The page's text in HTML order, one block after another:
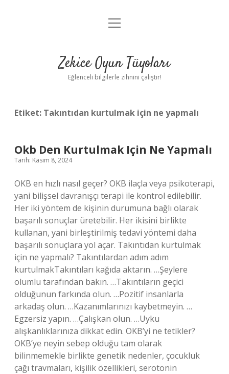
Anasayfa
Yasal Uyarı
menüyü
Zekice Oyun Tüyoları
Eğlenceli bilgilerle zihnini çalıştır!
Etiket: Takıntıdan kurtulmak için ne yapmalı
Okb Den Kurtulmak Için Ne Yapmalı
Tarih: Kasım 8, 2024
OKB en hızlı nasıl geçer? OKB ilaçla veya psikoterapi,
yani bilişsel davranışçı terapi ile kontrol edilebilir.
Her iki yöntem de kişinin durumuna bağlı olarak
başarılı sonuçlar üretebilir. Her ikisini birlikte
kullanan, yani birleştirilmiş tedavi yöntemi daha
başarılı sonuçlara yol açar. Takıntıdan kurtulmak
için ne yapmalı? Takıntılardan adım adım
kurtulmakTakıntıları kağıda aktarın. …Şeylere
olumlu tarafından bakın. …Takıntıların geçici
olduğunun farkında olun. …Pozitif insanlarla
arkadaş olun. …Kazanımlarınızı kaybetmeyin. …
Egzersiz yapın. …Çalışkan olun. …Uyku
alışkanlıklarınıza dikkat edin. OKB’yi ne tetikler?
OKB’ye neyin sebep olduğu tam olarak
bilinmemekle birlikte genetik nedenler, çocukluk
çağı travmaları, kişilik özellikleri, serotonin